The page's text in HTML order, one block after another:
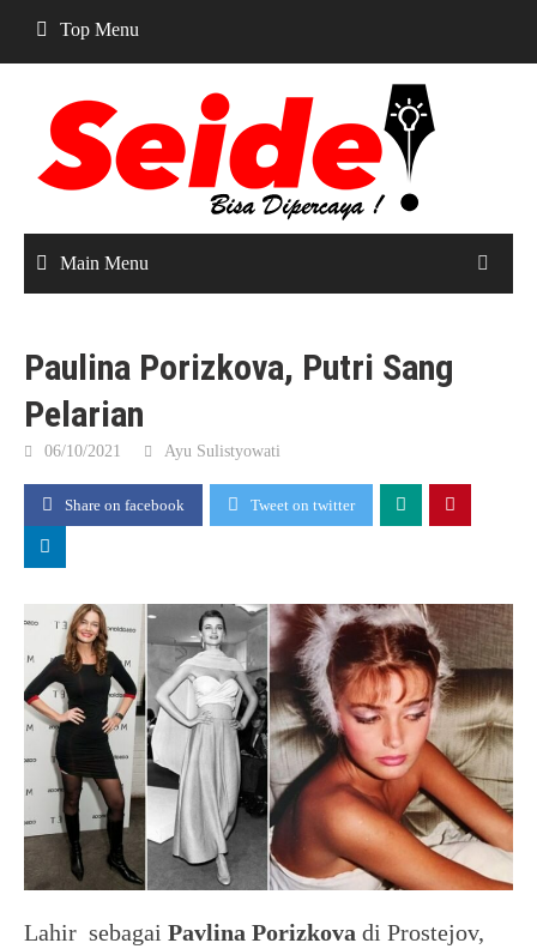
content
Top Menu
Main Menu
Paulina Porizkova, Putri Sang
Pelarian
06/10/2021 Ayu Sulistyowati
Share on facebook Tweet on twitter
Lahir sebagai Pavlina Porizkova di Prostejov,